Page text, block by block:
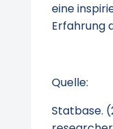
eine
Erfahrung
Quelle:
Statbase.